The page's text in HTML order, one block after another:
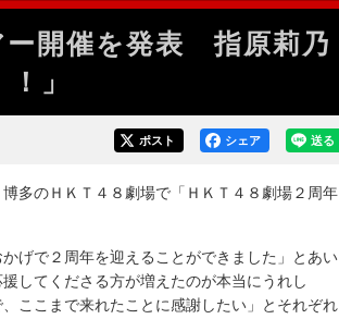
ー開催を発表 指原莉乃
」
送る
シェア
ポスト
多のＨＫＴ４８劇場で「ＨＫＴ４８劇場２周年
げで２周年を迎えることができました」とあい
してくださる方が増えたのが本当にうれし
ここまで来れたことに感謝したい」とそれぞれ